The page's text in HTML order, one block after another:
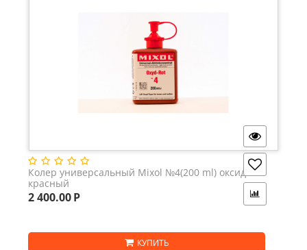
Колер универсальный Mixol №4(200 ml) оксид-
красный
2 400.00Р
КУПИТЬ